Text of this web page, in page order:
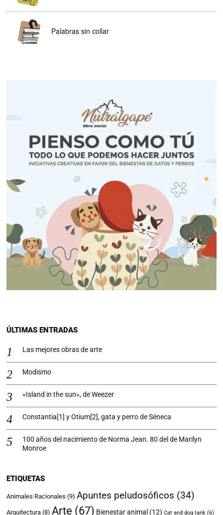
Palabras sin collar
ÚLTIMAS ENTRADAS
Las mejores obras de arte
Modismo
«Island in the sun», de Weezer
Constantia[1] y Otium[2], gata y perro de Séneca
100 años del nacimiento de Norma Jean. 80 del de Marilyn
Monroe
ETIQUETAS
Animales Racionales (9) Apuntes peludosóficos (34)
Arquitectura (8) Arte (67) Bienestar animal (12) Cat and dog tank (6)